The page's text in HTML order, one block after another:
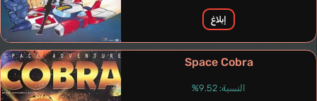
إبلاغ
Space Cobra
النسبة: 9.52%